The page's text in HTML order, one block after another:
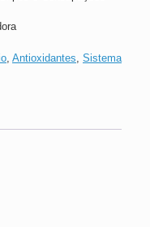
Antioxidantes Sistema